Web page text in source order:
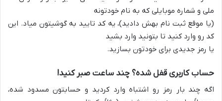
ملی و شماره موبایلی که به نام خودتونه
(یا موقع ثبت نام بهش دادید)، یه کد تایید به گوشیتون میاد. این
کد رو وارد کنید تا بتونید وارد بشید
یا رمز جدیدی برای خودتون بسازید.
حساب کاربری قفل شده؟ چند ساعت صبر کنید!
اگه چند بار رمز رو اشتباه وارد کردید و حسابتون مسدود شده،